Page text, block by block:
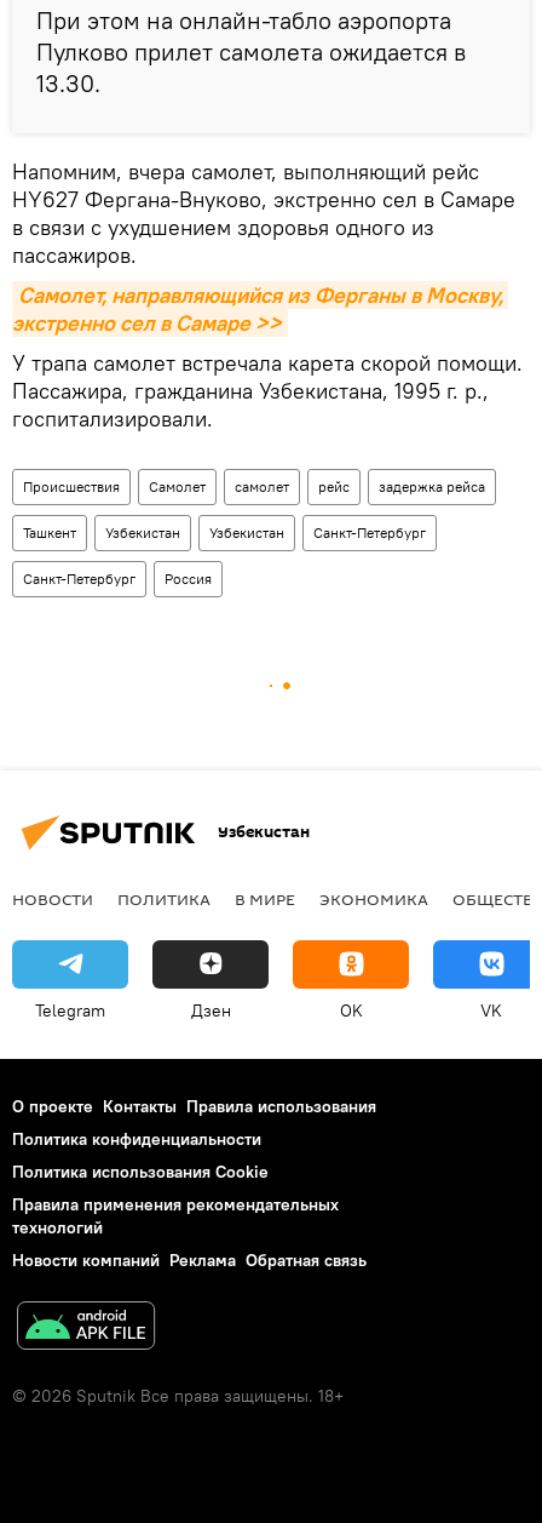
При этом на онлайн-табло аэропорта
Пулково прилет самолета ожидается в
13.30.
Напомним, вчера самолет, выполняющий рейс
HY627 Фергана-Внуково, экстренно сел в Самаре
в связи с ухудшением здоровья одного из
пассажиров.
Самолет, направляющийся из Ферганы в Москву,
экстренно сел в Самаре >>
У трапа самолет встречала карета скорой помощи.
Пассажира, гражданина Узбекистана, 1995 г. р.,
госпитализировали.
Происшествия Самолет самолет рейс задержка рейса
Ташкент Узбекистан Узбекистан Санкт-Петербург
Санкт-Петербург Россия
Узбекистан
НОВОСТИ ПОЛИТИКА В МИРЕ ЭКОНОМИКА
Telegram Дзен OK VK
О проекте Контакты Правила использования
Политика конфиденциальности
Политика использования Cookie
Правила применения рекомендательных
технологий
Новости компаний Реклама Обратная связь
© 2026 Sputnik Все права защищены. 18+